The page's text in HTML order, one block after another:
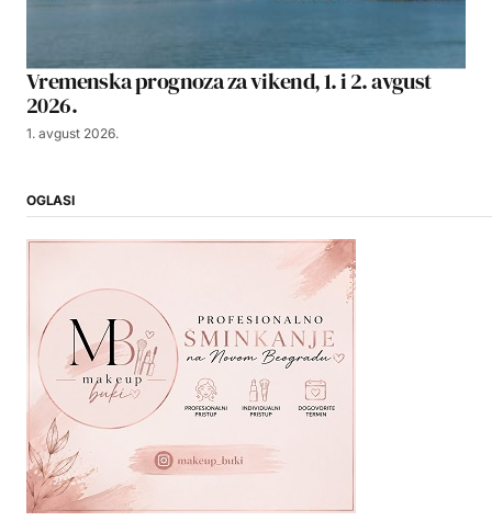
Vremenska prognoza za vikend, 1. i 2. avgust
2026.
1. avgust 2026.
OGLASI